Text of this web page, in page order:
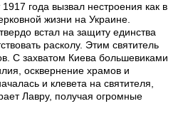
года вызвал нестроения как в
жизни на Украине.
встал на защиту единства
расколу. Этим святитель
С захватом Киева большевиками
осквернение храмов и
и клевета на святителя,
Лавру, получая огромные